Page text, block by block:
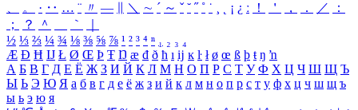
、
。 · ‥ … ¨ 〃 ― ＼ ∼ ´ ～ ˇ ˘ ˝ ˚ ˙ ¸ ¡ ¿ ː ！ ＇ ， ． ／
：
；
？ ＾ ｀
½ ⅓ ⅔ ¼ ¾ ⅛ ⅜ ⅝ ⅞ ¹ ² ³ ⁴ ⁿ ₁ ₂ ₃ ₄
Æ Ð Ħ Ĳ Ł Ø Œ Þ Ŧ Ŋ æ đ ð ħ ı ĳ ĸ ŀ ł ø œ ß þ ŧ ŋ ŉ
А Б В Г Д Е Ё Ж З И Й К Л М Н О П Р С Т У Ф Х Ц Ч Ш Щ Ъ
Ы Ь Э Ю Я а б в г д е ё ж з и й к л м н о п р с т у ф х ц ч ш щ ъ
ы ь э ю я